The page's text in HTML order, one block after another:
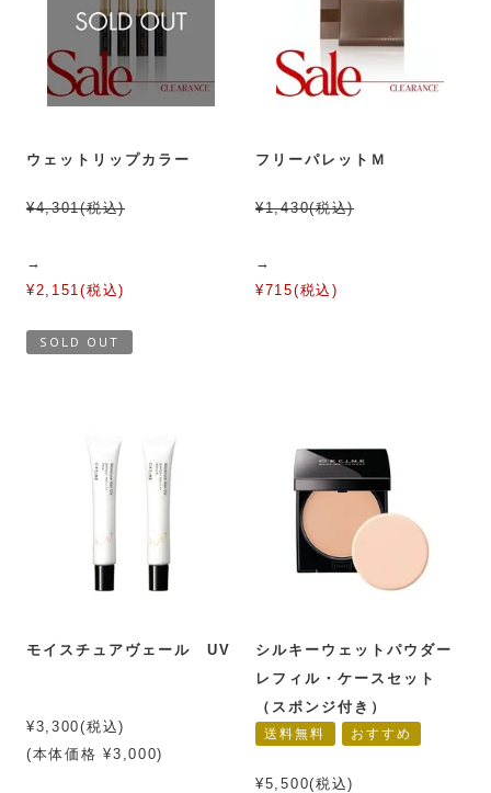
ウェットリップカラー
¥4,301(税込)
→
¥2,151(税込)
SOLD OUT
フリーパレットＭ
¥1,430(税込)
→
¥715(税込)
モイスチュアヴェール UV
¥3,300(税込)
(本体価格 ¥3,000)
シルキーウェットパウダー
レフィル・ケースセット
（スポンジ付き）
送料無料 おすすめ
¥5,500(税込)